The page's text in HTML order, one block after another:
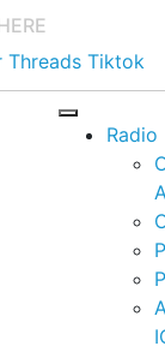
Threads Tiktok
Radio